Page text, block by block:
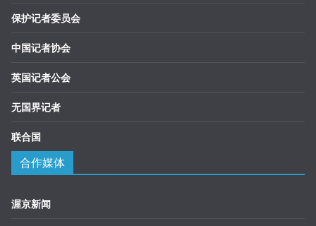
保护记者委员会
中国记者协会
英国记者公会
无国界记者
联合国
合作媒体
渥京新闻